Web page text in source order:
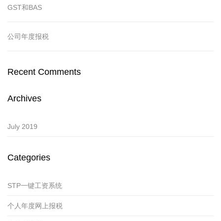
GST和BAS
公司年度报税
Recent Comments
Archives
July 2019
Categories
STP一键工资系统
个人年度网上报税